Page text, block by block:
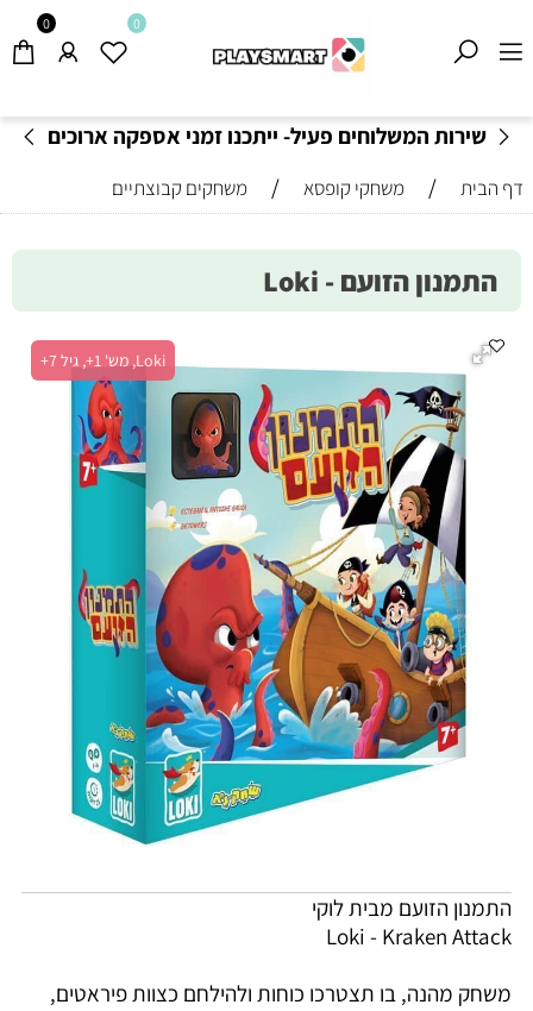
שירות המשלוחים פעיל- ייתכנו זמני אספקה ארוכים
0 0
דף הבית / משחקי קופסא / משחקים קבוצתיים
התמנון הזועם - Loki
Loki, מש' 1+, גיל 7+
התמנון הזועם מבית לוקי
Loki - Kraken Attack
משחק מהנה, בו תצטרכו כוחות ולהילחם כצוות פיראטים,